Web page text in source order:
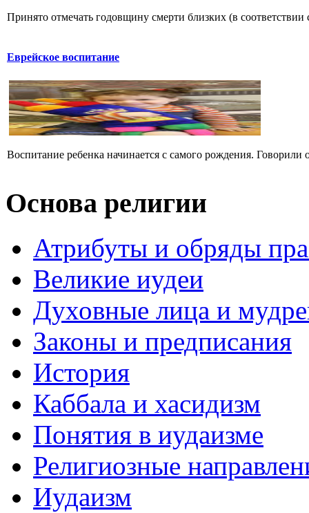
Принято отмечать годовщину смерти близких (в
Еврейское воспитание
Воспитание ребенка начинается с самого рождения.
Основа религии
Атрибуты и обряды
Великие иудеи
Духовные лица и
Законы и предписания
История
Каббала и хасидизм
Понятия в иудаизме
Религиозные
Иудаизм